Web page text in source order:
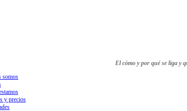
El cómo y por qué se liga y
somos
y precios